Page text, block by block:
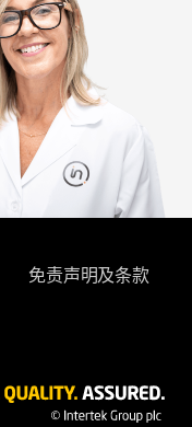
免责声明及条款